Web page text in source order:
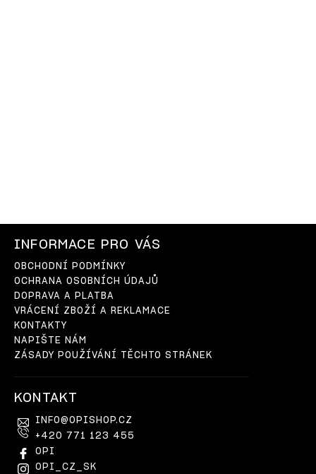
INFORMACE PRO VÁS
OBCHODNÍ PODMÍNKY
OCHRANA OSOBNÍCH ÚDAJŮ
DOPRAVA A PLATBA
VRÁCENÍ ZBOŽÍ A REKLAMACE
KONTAKTY
NAPIŠTE NÁM
ZÁSADY POUŽÍVÁNÍ TĚCHTO STRÁNEK
KONTAKT
INFO@OPISHOP.CZ
+420 771 123 455
OPI
OPI_CZ_SK